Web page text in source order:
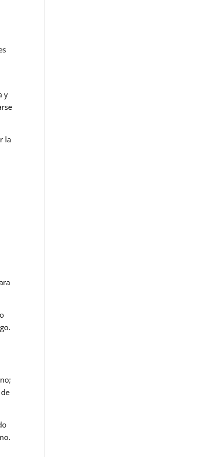
y
la